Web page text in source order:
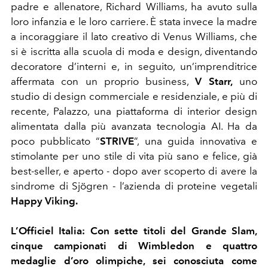
padre e allenatore, Richard Williams, ha avuto sulla
loro infanzia e le loro carriere. È stata invece la madre
a incoraggiare il lato creativo di Venus Williams, che
si è iscritta alla scuola di moda e design, diventando
decoratore d’interni e, in seguito, un’imprenditrice
affermata con un proprio business,V Starr,uno
studio di design commerciale e residenziale, e più di
recente, Palazzo, una piattaforma di interior design
alimentata dalla più avanzata tecnologia AI. Ha da
poco pubblicato “STRIVE”, una guida innovativa e
stimolante per uno stile di vita più sano e felice, già
best-seller, e aperto - dopo aver scoperto di avere la
sindrome di Sjögren - l’azienda di proteine vegetali
Happy Viking.
L’Officiel Italia: Con sette titoli del Grande Slam,
cinque campionati di Wimbledon e quattro
medaglie d’oro olimpiche, sei conosciuta come